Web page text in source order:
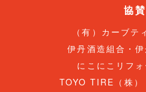
協賛
（有）カーブテ
伊丹酒造組合・
にこにこリフォ
TOYO TIRE（株）